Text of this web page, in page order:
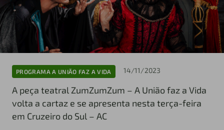
PROGRAMA A UNIÃO FAZ A VIDA 14/11/2023
A peça teatral ZumZumZum – A União faz a Vida
volta a cartaz e se apresenta nesta terça-feira
em Cruzeiro do Sul – AC